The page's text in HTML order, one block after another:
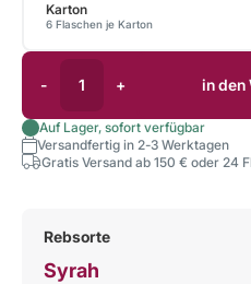
Karton
6 Flaschen je Karton
- + in den
Auf Lager, sofort verfügbar
Versandfertig in 2-3 Werktagen
Gratis Versand ab 150 € oder 24
Rebsorte
Syrah